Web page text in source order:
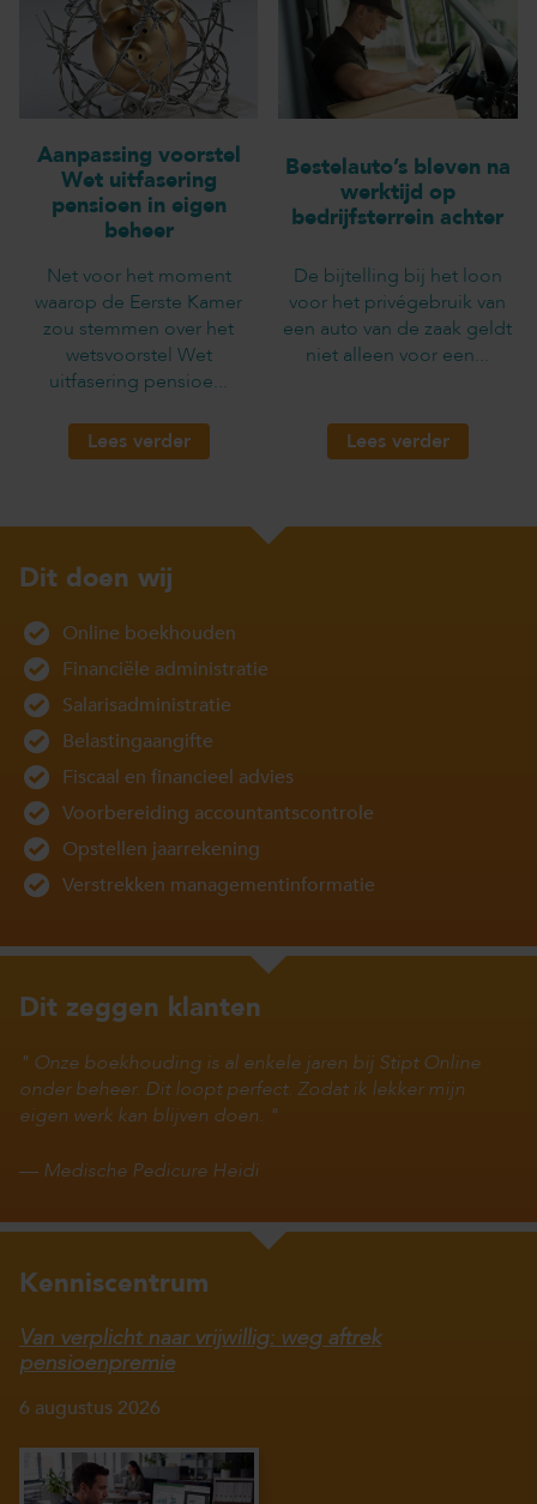
Aanpassing voorstel
Wet uitfasering
pensioen in eigen
beheer
Net voor het moment
waarop de Eerste Kamer
zou stemmen over het
wetsvoorstel Wet
uitfasering pensioe...
Lees verder
Bestelauto’s bleven na
werktijd op
bedrijfsterrein achter
De bijtelling bij het loon
voor het privégebruik van
een auto van de zaak geldt
niet alleen voor een...
Lees verder
Dit doen wij
Online boekhouden
Financiële administratie
Salarisadministratie
Belastingaangifte
Fiscaal en financieel advies
Voorbereiding accountantscontrole
Opstellen jaarrekening
Verstrekken managementinformatie
Dit zeggen klanten
Onze boekhouding is al enkele jaren bij Stipt Online
onder beheer. Dit loopt perfect. Zodat ik lekker mijn
eigen werk kan blijven doen.
— Medische Pedicure Heidi
Kenniscentrum
Van verplicht naar vrijwillig: weg aftrek
pensioenpremie
6 augustus 2026